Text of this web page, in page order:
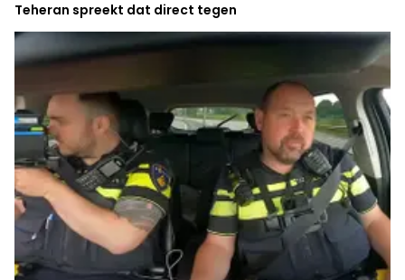
Teheran spreekt dat direct tegen